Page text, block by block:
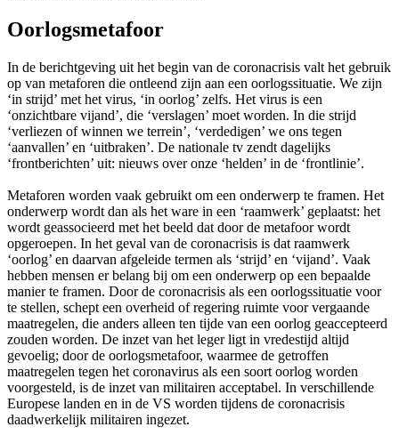
Oorlogsmetafoor
In de berichtgeving uit het begin van de coronacrisis valt het gebruik
op van metaforen die ontleend zijn aan een oorlogssituatie. We zijn
‘in strijd’ met het virus, ‘in oorlog’ zelfs. Het virus is een
‘onzichtbare vijand’, die ‘verslagen’ moet worden. In die strijd
‘verliezen of winnen we terrein’, ‘verdedigen’ we ons tegen
‘aanvallen’ en ‘uitbraken’. De nationale tv zendt dagelijks
‘frontberichten’ uit: nieuws over onze ‘helden’ in de ‘frontlinie’.
Metaforen worden vaak gebruikt om een onderwerp te framen. Het
onderwerp wordt dan als het ware in een ‘raamwerk’ geplaatst: het
wordt geassocieerd met het beeld dat door de metafoor wordt
opgeroepen. In het geval van de coronacrisis is dat raamwerk
‘oorlog’ en daarvan afgeleide termen als ‘strijd’ en ‘vijand’. Vaak
hebben mensen er belang bij om een onderwerp op een bepaalde
manier te framen. Door de coronacrisis als een oorlogssituatie voor
te stellen, schept een overheid of regering ruimte voor vergaande
maatregelen, die anders alleen ten tijde van een oorlog geaccepteerd
zouden worden. De inzet van het leger ligt in vredestijd altijd
gevoelig; door de oorlogsmetafoor, waarmee de getroffen
maatregelen tegen het coronavirus als een soort oorlog worden
voorgesteld, is de inzet van militairen acceptabel. In verschillende
Europese landen en in de VS worden tijdens de coronacrisis
daadwerkelijk militairen ingezet.